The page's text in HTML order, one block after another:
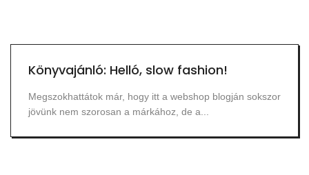
Könyvajánló: Helló, slow fashion!
Megszokhattátok már, hogy itt a webshop blogján sokszor
jövünk nem szorosan a márkához, de a...